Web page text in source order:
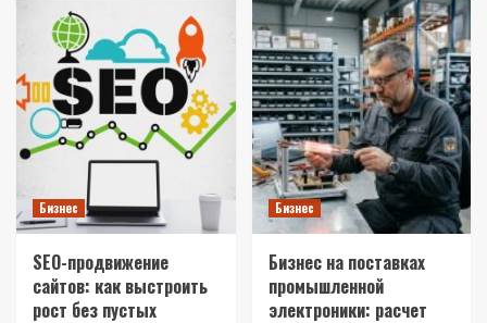
Бизнес
SEO-продвижение
сайтов: как выстроить
рост без пустых
Бизнес
Бизнес на поставках
промышленной
электроники: расчет